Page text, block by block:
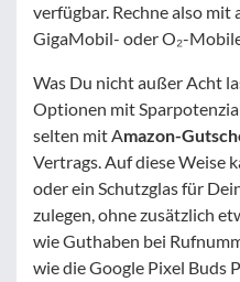
verfügbar. Rechne also
GigaMobil- oder O₂-
Was Du nicht außer Acht
Optionen mit
selten mit Amazon-
Vertrags. Auf diese Weise
oder ein Schutzglas für
zulegen, ohne zusätzlich
wie Guthaben bei
wie die Google Pixel Buds